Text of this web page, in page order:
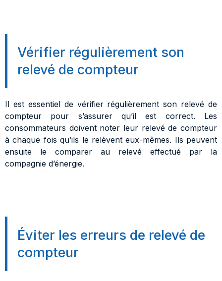
Vérifier régulièrement son
relevé de compteur
Il est essentiel de vérifier régulièrement son relevé de
compteur pour s’assurer qu’il est correct. Les
consommateurs doivent noter leur relevé de compteur
à chaque fois qu’ils le relèvent eux-mêmes. Ils peuvent
ensuite le comparer au relevé effectué par la
compagnie d’énergie.
Éviter les erreurs de relevé de
compteur